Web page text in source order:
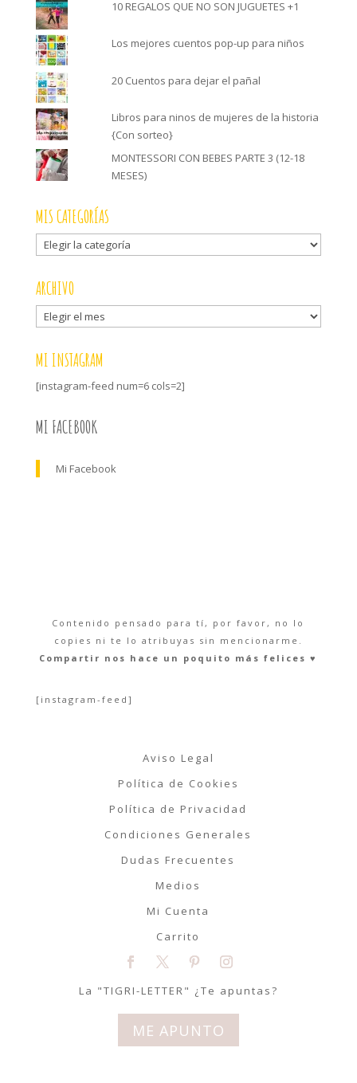
10 REGALOS QUE NO SON JUGUETES +1
Los mejores cuentos pop-up para niños
20 Cuentos para dejar el pañal
Libros para ninos de mujeres de la historia
{Con sorteo}
MONTESSORI CON BEBES PARTE 3 (12-18
MESES)
MIS CATEGORÍAS
Mis
categorías
ARCHIVO
Archivo
MI INSTAGRAM
[instagram-feed num=6 cols=2]
MI FACEBOOK
Mi Facebook
Contenido pensado para tí, por favor, no lo
copies ni te lo atribuyas sin mencionarme.
Compartir nos hace un poquito más felices ♥︎
[instagram-feed]
Aviso Legal
Política de Cookies
Política de Privacidad
Condiciones Generales
Dudas Frecuentes
Medios
Mi Cuenta
Carrito
La "TIGRI-LETTER" ¿Te apuntas?
ME APUNTO